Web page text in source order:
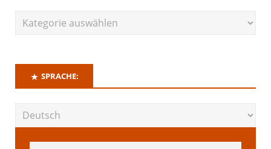
SPRACHE: